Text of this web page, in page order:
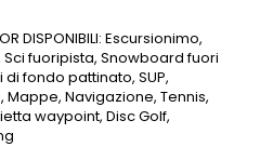
DISPONIBILI: Escursionimo,
fuoripista, Snowboard fuori
fondo pattinato, SUP,
Navigazione, Tennis,
waypoint, Disc Golf,